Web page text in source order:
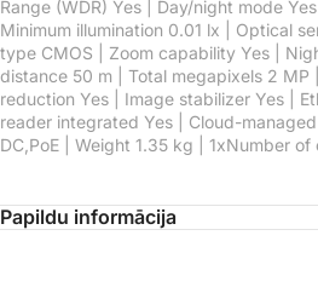
Range (WDR) Yes | Day/night mode
Minimum illumination 0.01 lx | Optical
type CMOS | Zoom capability Yes |
distance 50 m | Total megapixels 2
reduction Yes | Image stabilizer Yes |
reader integrated Yes | Cloud-
DC,PoE | Weight 1.35 kg | 1xNumber of
Papildu informācija